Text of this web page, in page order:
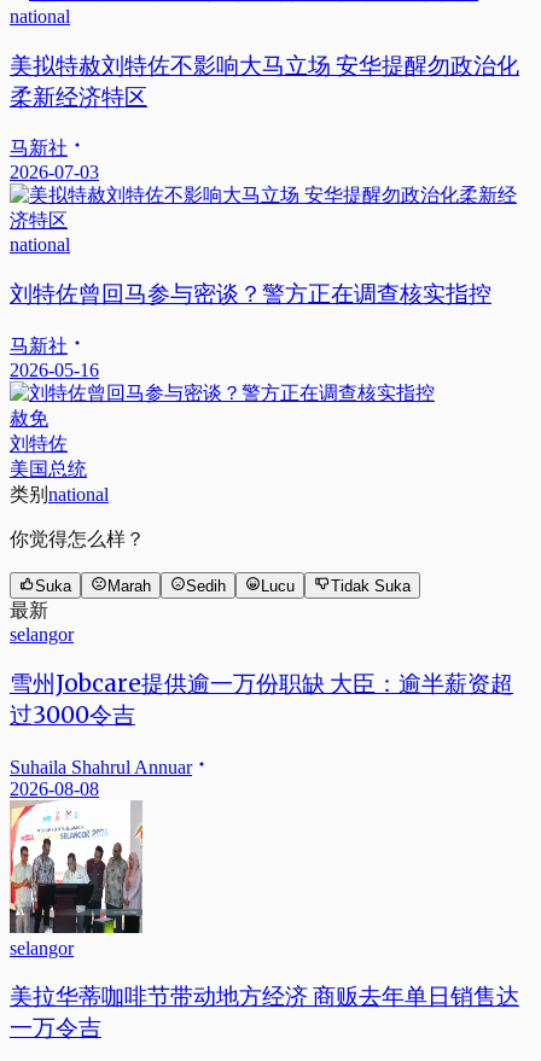
national
美拟特赦刘特佐不影响大马立场 安华提醒勿政治化
柔新经济特区
马新社
2026-07-03
national
刘特佐曾回马参与密谈？警方正在调查核实指控
马新社
2026-05-16
赦免
刘特佐
美国总统
类别 national
你觉得怎么样？
Suka Marah Sedih Lucu Tidak Suka
最新
selangor
雪州Jobcare提供逾一万份职缺 大臣：逾半薪资超
过3000令吉
Suhaila Shahrul Annuar
2026-08-08
selangor
美拉华蒂咖啡节带动地方经济 商贩去年单日销售达
一万令吉